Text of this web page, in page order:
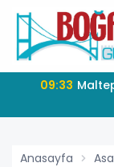
09:33
Anasayfa